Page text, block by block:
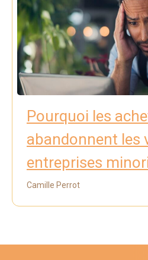
Pourquoi les
abandonnent les
entreprises
Camille Perrot